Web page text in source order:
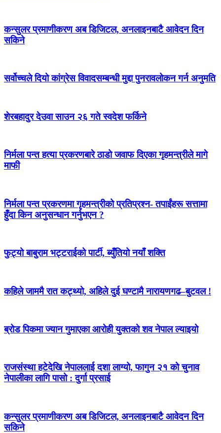
कन्सुलर प्रमाणीकरण अब डिजिटल, अनलाइनबाटै आवेदन दिन
सकिने
सर्वोच्चले दियो कांग्रेस विवादसम्बन्धी मुद्दा पुनरावलोकन गर्न अनुमति
शेरबहादुर देउवा साउन २६ गते स्वदेश फर्किने
निर्मला पन्त हत्या प्रकरणबारे ठाडो जवाफ दिएका गृहमन्त्रीले मागे
माफी
निर्मला पन्त प्रकरणमा गृहमन्त्रीको प्रतिप्रश्न- तपाईंहरू सत्तामा
हुँदा किन अनुसन्धान गर्नुभएन ?
फुट्यो बाबुराम भट्टराईको पार्टी, ब्युँतियो नयाँ शक्ति
कहिले जाममै रात कट्थ्यो, अहिले दुई घण्टामै नारायणगढ–बुटवल !
ब्रोड पिकमा ज्यान गुमाएका आरोही युक्तको शव नेपाल ल्याइयो
राजसंस्था हटेदेखि नेपाललाई दशा लाग्यो, फागुन २१ को चुनाव
नेपालीका लागि पासो : दुर्गा प्रसाई
कन्सुलर प्रमाणीकरण अब डिजिटल, अनलाइनबाटै आवेदन दिन
सकिने